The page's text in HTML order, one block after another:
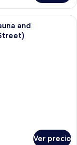
estar moderna con sofá,
and
Ver precio